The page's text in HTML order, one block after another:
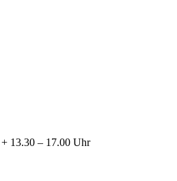
13.30 – 17.00 Uhr